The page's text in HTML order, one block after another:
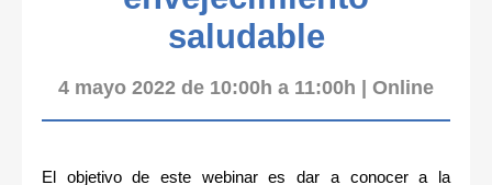
saludable
4 mayo 2022 de 10:00h a 11:00h | Online
El objetivo de este webinar es dar a conocer a la